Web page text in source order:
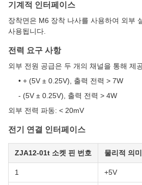
기계적 인터페이스
장착면은 M6 장착 나사를 사용하여 외부
사용됩니다.
전력 요구 사항
외부 전원 공급은 두 개의 채널을 통해 제
• + (5V ± 0.25V), 출력 전력 > 7W
- (5V ± 0.25V), 출력 전력 > 4W
외부 전력 파동: < 20mV
전기 연결 인터페이스
ZJA12-01t 소켓 핀 번호 물리적 의미
1 +5V